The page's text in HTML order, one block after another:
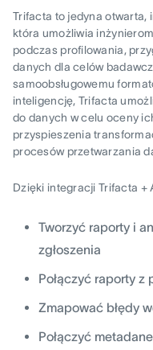
Trifacta to jedyna otwarta,
która umożliwia
podczas profilowania,
danych dla celów
samoobsługowemu
inteligencję, Trifacta
do danych w celu oceny
przyspieszenia
procesów przetwarzania
Dzięki integracji Trifacta +
Tworzyć raporty i
zgłoszenia
Połączyć raporty z
Zmapować błędy
Połączyć